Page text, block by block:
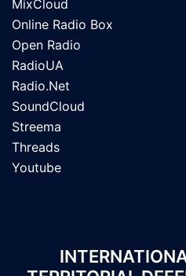
MixCloud
Online Radio Box
Open Radio
RadioUA
Radio.Net
SoundCloud
Streema
Threads
Youtube